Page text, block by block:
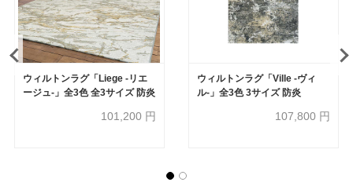
ウィルトンラグ「Liege -リエ
ージュ-」全3色 全3サイズ 防炎
101,200 円
ウィルトンラグ「Ville -ヴィ
ル-」全3色 3サイズ 防炎
107,800 円